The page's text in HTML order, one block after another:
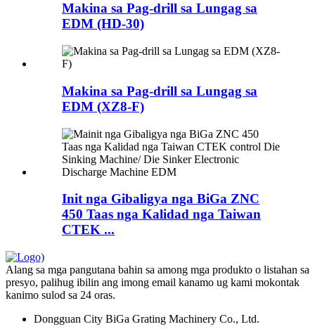
Makina sa Pag-drill sa Lungag sa
EDM (HD-30)
Makina sa Pag-drill sa Lungag sa
EDM (XZ8-F)
Init nga Gibaligya nga BiGa ZNC
450 Taas nga Kalidad nga Taiwan
CTEK ...
Alang sa mga pangutana bahin sa among mga produkto o listahan sa
presyo, palihug ibilin ang imong email kanamo ug kami mokontak
kanimo sulod sa 24 oras.
Dongguan City BiGa Grating Machinery Co., Ltd.